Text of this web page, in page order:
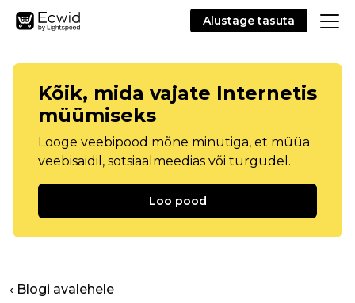
Alustage tasuta
Kõik, mida vajate Internetis
müümiseks
Looge veebipood mõne minutiga, et müüa
veebisaidil, sotsiaalmeedias või turgudel.
Loo pood
‹ Blogi avalehele